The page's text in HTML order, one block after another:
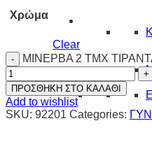
ΓΥΝΑΙΚΑ
Χρώμα
Clear
ΜΙΝΕΡΒΑ 2 ΤΜΧ
ΠΡΟΣΘΗΚΗ ΣΤΟ ΚΑΛΑΘΙ
Add to wishlist
SKU: 92201 Categories: